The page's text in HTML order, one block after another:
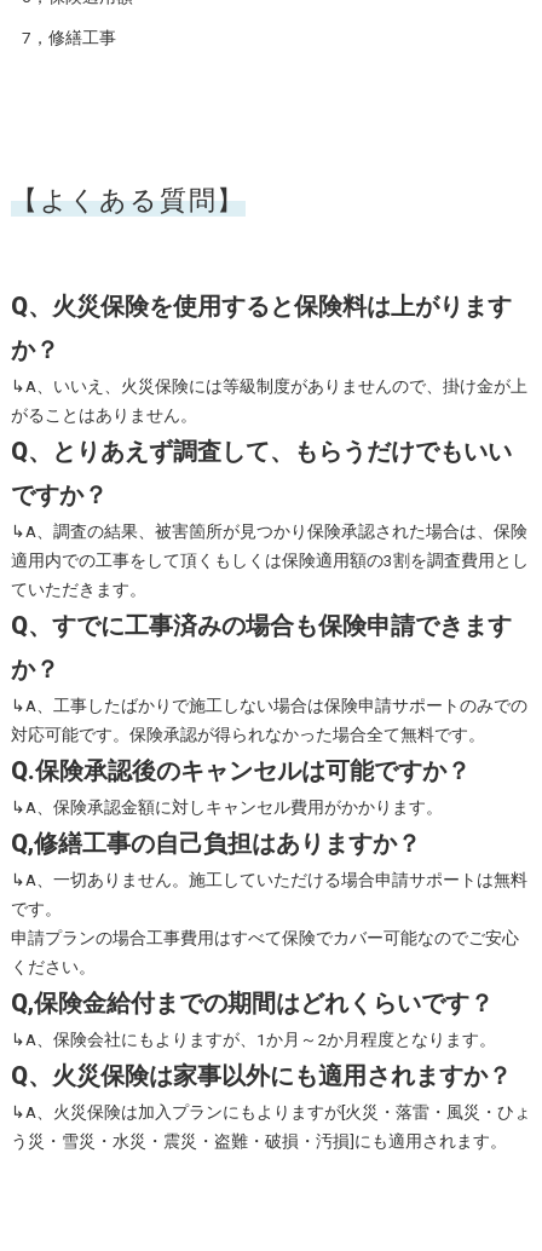
7，修繕工事
【よくある質問】
Q、火災保険を使用すると保険料は上がります
か？
↳A、いいえ、火災保険には等級制度がありませんので、掛け金が上
がることはありません。
Q、とりあえず調査して、もらうだけでもいい
ですか？
↳A、調査の結果、被害箇所が見つかり保険承認された場合は、保険
適用内での工事をして頂くもしくは保険適用額の3割を調査費用とし
ていただきます。
Q、すでに工事済みの場合も保険申請できます
か？
↳A、工事したばかりで施工しない場合は保険申請サポートのみでの
対応可能です。保険承認が得られなかった場合全て無料です。
Q.保険承認後のキャンセルは可能ですか？
↳A、保険承認金額に対しキャンセル費用がかかります。
Q,修繕工事の自己負担はありますか？
↳A、一切ありません。施工していただける場合申請サポートは無料
です。
申請プランの場合工事費用はすべて保険でカバー可能なのでご安心
ください。
Q,保険金給付までの期間はどれくらいです？
​​​​​​​↳A、保険会社にもよりますが、1か月～2か月程度となります。
Q、火災保険は家事以外にも適用されますか？
​​​​​​​↳A、火災保険は加入プランにもよりますが[火災・落雷・風災・ひょ
う災・雪災・水災・震災・盗難・破損・汚損]にも適用されます。